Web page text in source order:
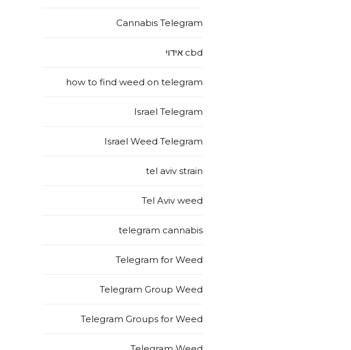
Cannabis Telegram
cbd אידוי
how to find weed on telegram
Israel Telegram
Israel Weed Telegram
tel aviv strain
Tel Aviv weed
telegram cannabis
Telegram for Weed
Telegram Group Weed
Telegram Groups for Weed